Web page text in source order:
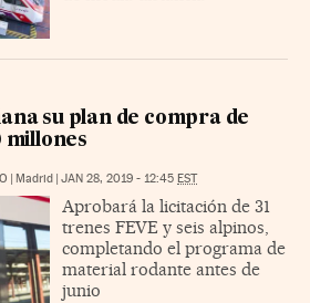
su plan de compra de
Madrid JAN 28, 2019 - 12:45 EST
Aprobará la licitación de 31
trenes FEVE y seis alpinos,
completando el programa de
material rodante antes de
junio